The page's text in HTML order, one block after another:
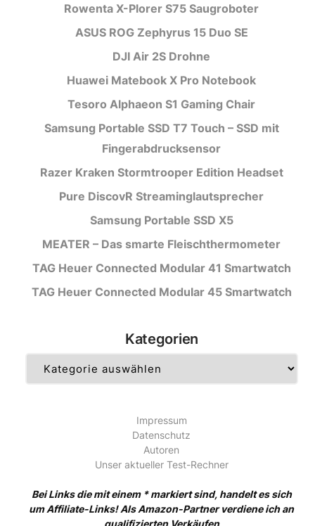
Rowenta X-Plorer S75 Saugroboter
ASUS ROG Zephyrus 15 Duo SE
DJI Air 2S Drohne
Huawei Matebook X Pro Notebook
Tesoro Alphaeon S1 Gaming Chair
Samsung Portable SSD T7 Touch – SSD mit
Fingerabdrucksensor
Razer Kraken Stormtrooper Edition Headset
Pure DiscovR Streaminglautsprecher
Samsung Portable SSD X5
MEATER – Das smarte Fleischthermometer
TAG Heuer Connected Modular 41 Smartwatch
TAG Heuer Connected Modular 45 Smartwatch
Kategorien
Impressum
Datenschutz
Autoren
Unser aktueller Test-Rechner
Bei Links die mit einem * markiert sind, handelt es sich
um Affiliate-Links! Als Amazon-Partner verdiene ich an
qualifizierten Verkäufen